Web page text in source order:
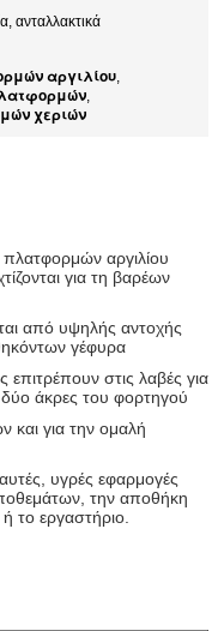
ανταλλακτικά
αργιλίου,
,
χεριών
αργιλίου
για τη βαρέων
από υψηλής αντοχής
γέφυρα
στις λαβές για
δύο άκρες του φορτηγού
και για την ομαλή
υγρές εφαρμογές
την αποθήκη
το εργαστήριο.